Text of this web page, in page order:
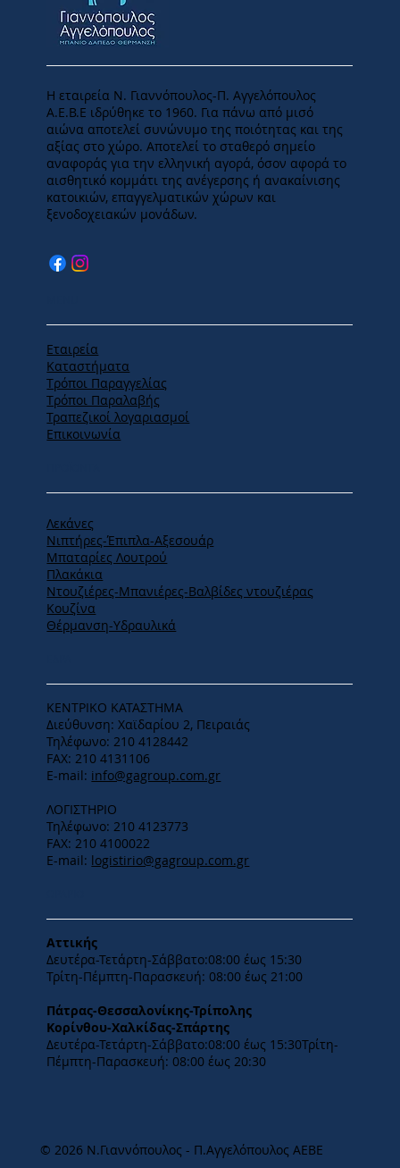
Εταιρεία
Καταστήματα
Tρόποι Παραγγελίας
Tρόποι Παραλαβής
Τραπεζικοί λογαριασμοί
Επικοινωνία
ΚΕΝΤΡΙΚΟ ΚΑΤΑΣΤΗΜΑ
Διεύθυνση: Χαϊδαρίου 2, Πειραιάς
Τηλέφωνο: 210 4128442
FAX: 210 4131106
E-mail: info@gagroup.com.gr
ΛΟΓΙΣΤΗΡΙΟ
Τηλέφωνο: 210 4123773
FAX: 210 4100022
E-mail: logistirio@gagroup.com.gr
Αττικής
Δευτέρα-Τετάρτη-​Σάββατο:08:00 έως 15:30
​Τρίτη-Πέμπτη-Παρασκευή: 08:00 έως 21:00
Πάτρας-Θεσσαλονίκης-Τρίπολης
Κορίνθου-Χαλκίδας-Σπάρτης
Δευτέρα-Τετάρτη-​Σάββατο:08:00 έως 15:30​Τρίτη-
Πέμπτη-Παρασκευή: 08:00 έως 20:30
Η εταιρεία Ν. Γιαννόπουλος-Π. Αγγελόπουλος
Α.Ε.Β.Ε ιδρύθηκε το 1960. Για πάνω από μισό
αιώνα αποτελεί συνώνυμο της ποιότητας και της
αξίας στο χώρο. Αποτελεί το σταθερό σημείο
αναφοράς για την ελληνική αγορά, όσον αφορά το
αισθητικό κομμάτι της ανέγερσης ή ανακαίνισης
κατοικιών, επαγγελματικών χώρων και
ξενοδοχειακών μονάδων.
Λεκάνες
Νιπτήρες-Έπιπλα-Αξεσουάρ
Μπαταρίες Λουτρού
Πλακάκια
Ντουζιέρες-Μπανιέρες-Βαλβίδες ντουζιέρας
Κουζίνα
Θέρμανση-Υδραυλικά
© 2026 Ν.Γιαννόπουλος - Π.Αγγελόπουλος ΑΕΒΕ